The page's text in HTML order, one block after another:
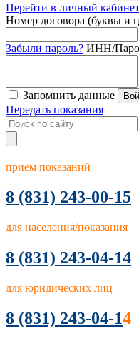
Перейти в личный кабинет
Номер договора (буквы и
Забыли пароль? ИНН/
Запомнить данные
Передать показания
прием показаний
8 (831) 243-00-15
для населения/показания
8 (831) 243-04-14
для юридических лиц
8 (831) 243-04-14